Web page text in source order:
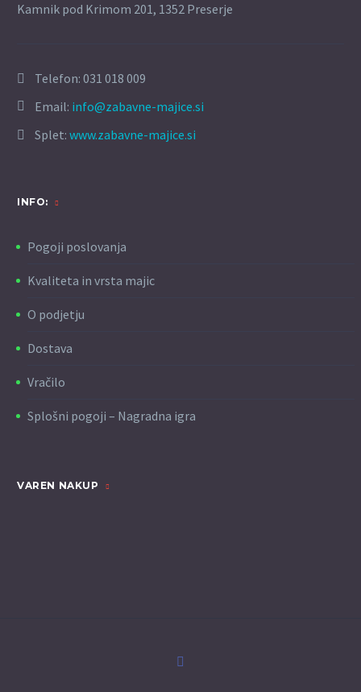
Kamnik pod Krimom 201, 1352 Preserje
Telefon: 031 018 009
Email: info@zabavne-majice.si
Splet: www.zabavne-majice.si
INFO:
Pogoji poslovanja
Kvaliteta in vrsta majic
O podjetju
Dostava
Vračilo
Splošni pogoji – Nagradna igra
VAREN NAKUP